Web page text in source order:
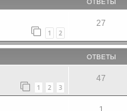
ОТВЕТЫ
1 2
27
ОТВЕТЫ
1 2 3
47